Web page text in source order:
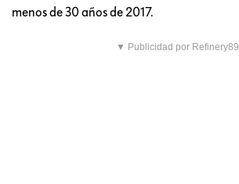
menos de 30 años de 2017.
▼ Publicidad por Refinery89